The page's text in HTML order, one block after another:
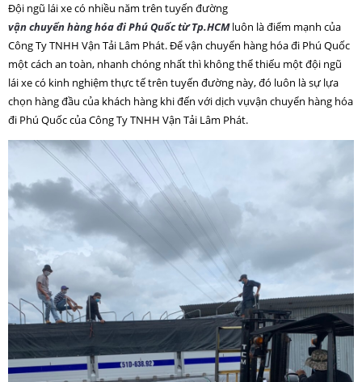
Đội ngũ lái xe có nhiều năm trên tuyến đường
vận chuyển hàng hóa đi Phú Quốc từ Tp.HCMluôn là điểm mạnh của
Công Ty TNHH Vận Tải Lâm Phát. Để vận chuyển hàng hóa đi Phú Quốc
một cách an toàn, nhanh chóng nhất thì không thể thiếu một đội ngũ
lái xe có kinh nghiệm thực tế trên tuyến đường này, đó luôn là sự lựa
chọn hàng đầu của khách hàng khi đến với dịch vụvận chuyển hàng hóa
đi Phú Quốc của Công Ty TNHH Vận Tải Lâm Phát.